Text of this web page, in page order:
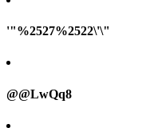
'"%2527%2522\'\"
@@LwQq8